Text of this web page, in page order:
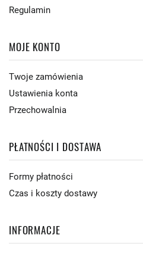
Regulamin
MOJE KONTO
Twoje zamówienia
Ustawienia konta
Przechowalnia
PŁATNOŚCI I DOSTAWA
Formy płatności
Czas i koszty dostawy
INFORMACJE